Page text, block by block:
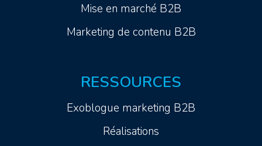
Mise en marché B2B
Marketing de contenu B2B
RESSOURCES
Exoblogue marketing B2B
Réalisations